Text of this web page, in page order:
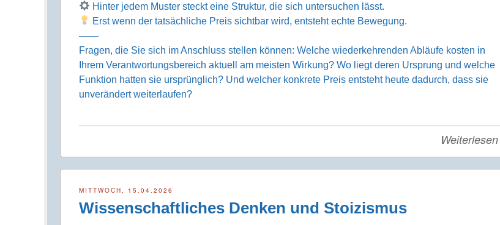
Hinter jedem Muster steckt eine Struktur, die sich untersuchen lässt.
Erst wenn der tatsächliche Preis sichtbar wird, entsteht echte Bewegung.
——
Fragen, die Sie sich im Anschluss stellen können: Welche wiederkehrenden Abläufe kosten in
Ihrem Verantwortungsbereich aktuell am meisten Wirkung? Wo liegt deren Ursprung und welche
Funktion hatten sie ursprünglich? Und welcher konkrete Preis entsteht heute dadurch, dass sie
unverändert weiterlaufen?
Weiterlesen
MITTWOCH, 15.04.2026
Wissenschaftliches Denken und Stoizismus